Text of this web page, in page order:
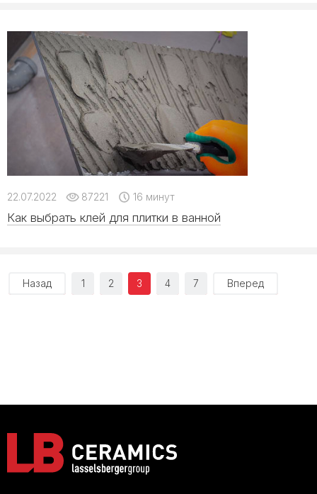
22.07.2022 87221 16 минут
Как выбрать клей для плитки в ванной
Назад 1 2 3 4 7 Вперед